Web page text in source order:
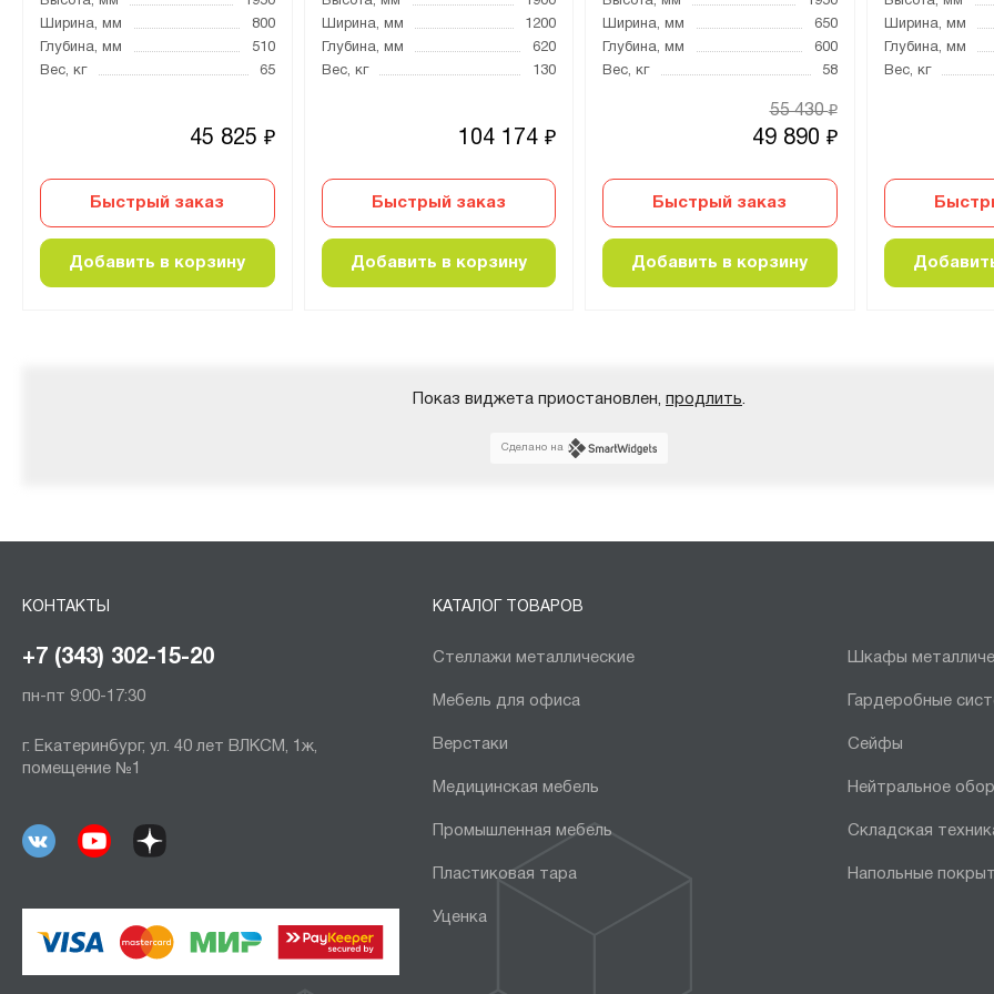
Ширина, мм
800
Глубина, мм
510
Вес, кг
65
45 825 ₽
Быстрый заказ
Добавить в корзину
Ширина, мм
1200
Глубина, мм
620
Вес, кг
130
104 174 ₽
Быстрый заказ
Добавить в корзину
Ширина, мм
650
Глубина, мм
600
Вес, кг
58
49 890 ₽
55 430₽
Быстрый заказ
Добавить в корзину
Ширина, мм
Глубина, мм
Вес, кг
Показ виджета приостановлен, продлить.
Сделано на
КОНТАКТЫ
+7 (343) 302-15-20
пн-пт 9:00-17:30
г. Екатеринбург, ул. 40 лет ВЛКСМ, 1ж,
помещение №1
КАТАЛОГ ТОВАРОВ
Стеллажи металлические Шкафы
Мебель для офиса Гардеробные
Верстаки Сейфы
Медицинская мебель Нейтральное
Промышленная мебель Складская
Пластиковая тара Напольные
Уценка